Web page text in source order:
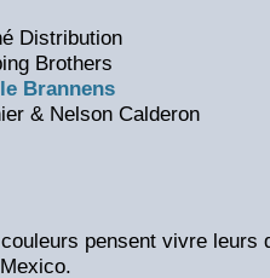
Distribution
Brothers
Brannens
& Nelson Calderon
pensent vivre leurs